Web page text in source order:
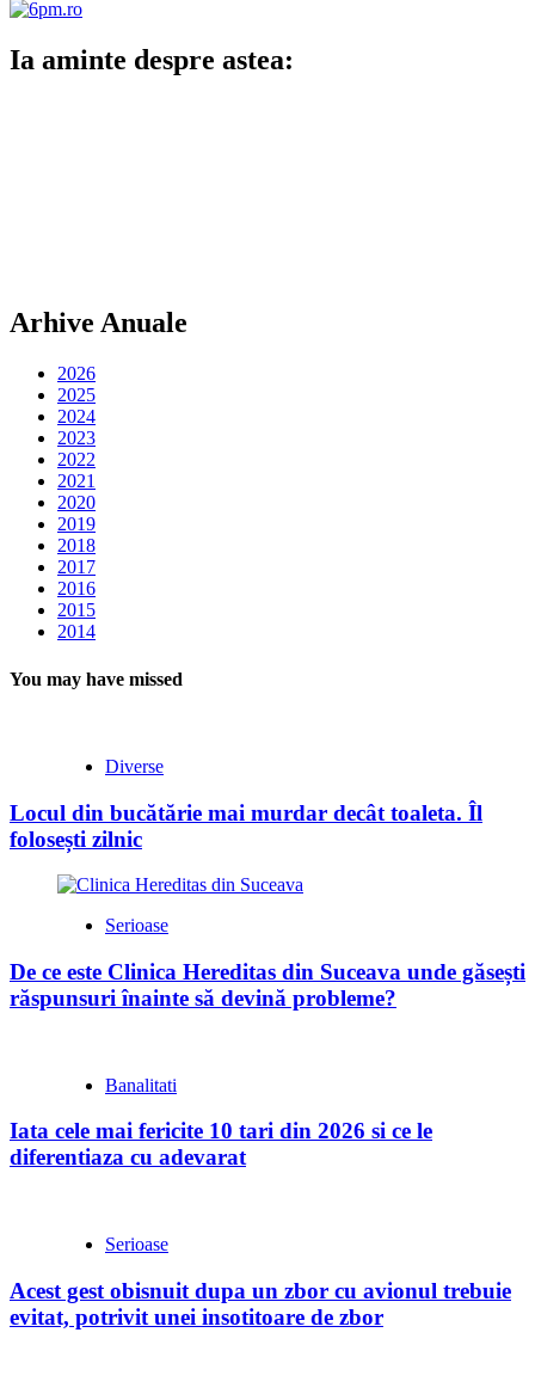
Ia aminte despre astea:
Arhive Anuale
2026
2025
2024
2023
2022
2021
2020
2019
2018
2017
2016
2015
2014
You may have missed
Diverse
Locul din bucătărie mai murdar decât toaleta. Îl
folosești zilnic
Serioase
De ce este Clinica Hereditas din Suceava unde găsești
răspunsuri înainte să devină probleme?
Banalitati
Iata cele mai fericite 10 tari din 2026 si ce le
diferentiaza cu adevarat
Serioase
Acest gest obisnuit dupa un zbor cu avionul trebuie
evitat, potrivit unei insotitoare de zbor